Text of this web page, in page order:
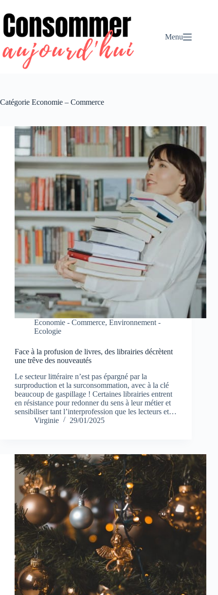
au
contenu
Menu
Catégorie Economie – Commerce
Economie - Commerce, Environnement -
Ecologie
Face à la profusion de livres, des librairies décrètent
une trêve des nouveautés
Le secteur littéraire n’est pas épargné par la
surproduction et la surconsommation, avec à la clé
beaucoup de gaspillage ! Certaines librairies entrent
en résistance pour redonner du sens à leur métier et
sensibiliser tant l’interprofession que les lecteurs et…
Virginie
29/01/2025